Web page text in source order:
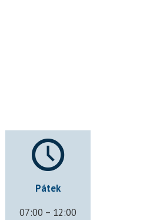
Pátek
07:00 – 12:00